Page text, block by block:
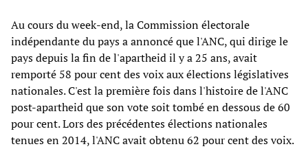
Au cours du week-end, la Commission électorale
indépendante du pays a annoncé que l'ANC, qui dirige le
pays depuis la fin de l'apartheid il y a 25 ans, avait
remporté 58 pour cent des voix aux élections législatives
nationales. C'est la première fois dans l'histoire de l'ANC
post-apartheid que son vote soit tombé en dessous de 60
pour cent. Lors des précédentes élections nationales
tenues en 2014, l'ANC avait obtenu 62 pour cent des voix.